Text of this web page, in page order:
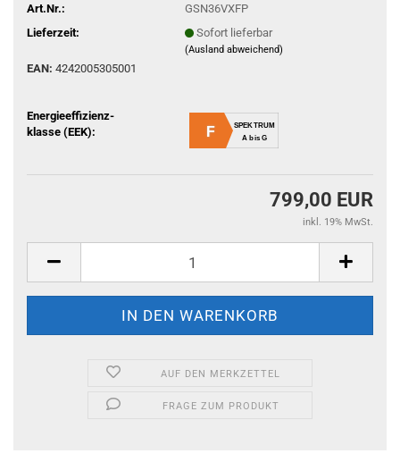
Art.Nr.:
GSN36VXFP
Lieferzeit:
Sofort lieferbar
(Ausland abweichend)
EAN: 4242005305001
Energieeffizienz-
klasse (EEK):
F
SPEKTRUM
A bis G
799,00 EUR
inkl. 19% MwSt.
AUF DEN MERKZETTEL
FRAGE ZUM PRODUKT